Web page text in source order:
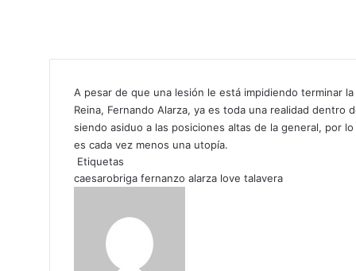
A pesar de que una lesión le está impidiendo terminar
Reina, Fernando Alarza, ya es toda una realidad dentro
siendo asiduo a las posiciones altas de la general, por
es cada vez menos una utopía.
Etiquetas
caesarobriga fernanzo alarza love talavera